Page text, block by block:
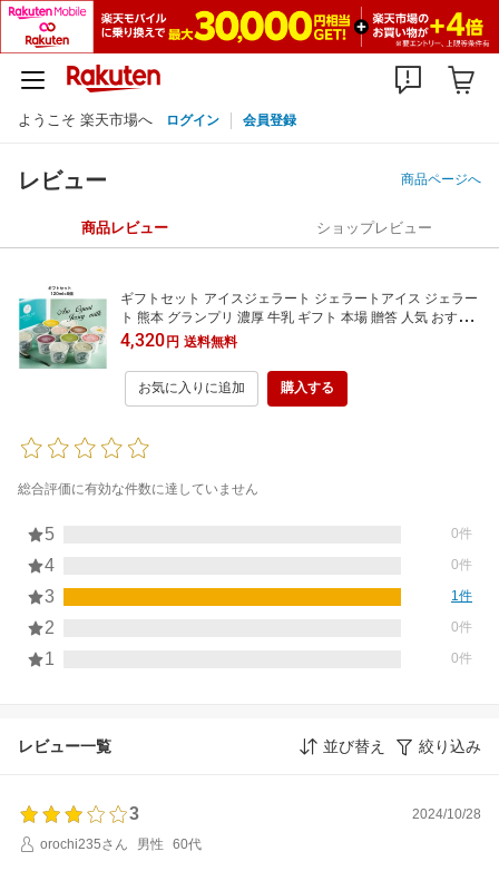
ようこそ 楽天市場へ ログイン 会員登録
レビュー 商品ページへ
商品レビュー ショップレビュー
ギフトセット アイスジェラート ジェラートアイス ジェラー
ト 熊本 グランプリ 濃厚 牛乳 ギフト 本場 贈答 人気 おすす
め 絶品 お取り寄せ 種類 アイス 牧場 母の日 父の日 天然アイ
ス 阿蘇市 ジャージー牛乳アイス フルーツアイス 冷凍 ミル
クアイス お中元 送料無料
4,320円 送料無料
お気に入りに追加 購入する
総合評価に有効な件数に達していません
5 0件
4 0件
3 1件
2 0件
1 0件
レビュー一覧 並び替え 絞り込み
3
2024/10/28
orochi235さん
男性 60代